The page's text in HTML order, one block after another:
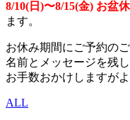
8/10(日)〜8/15(金) お盆
ます。
お休み期間にご予約の
名前とメッセージを残
お手数おかけしますが
ALL